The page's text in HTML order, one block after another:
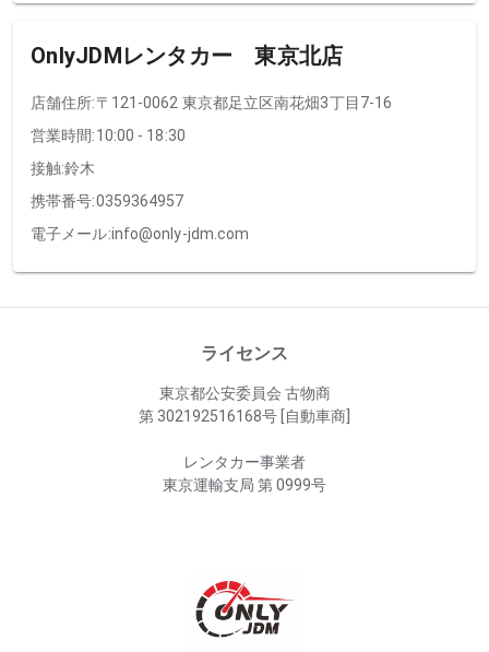
OnlyJDMレンタカー 東京北店
店舗住所:〒121-0062 東京都足立区南花畑3丁目7-16
営業時間:10:00 - 18:30
接触:鈴木
携帯番号:0359364957
電子メール:info@only-jdm.com
ライセンス
東京都公安委員会 古物商
第 302192516168号 [自動車商]
レンタカー事業者
東京運輸支局 第 0999号